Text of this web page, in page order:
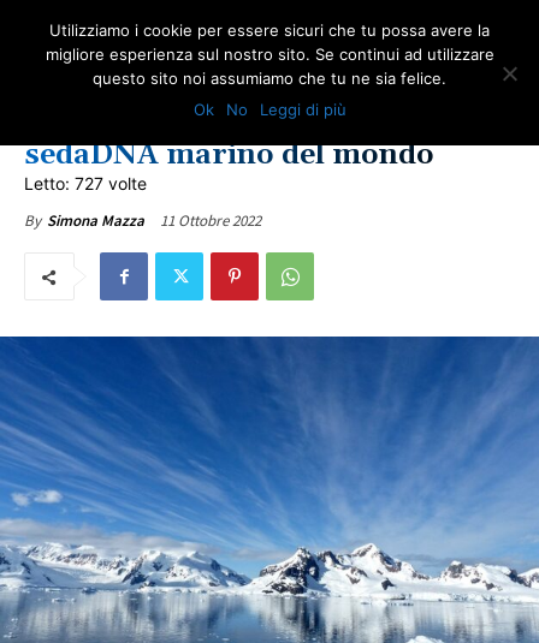
Antartide: trovato il più antico
sedaDNA marino del mondo
Letto: 727 volte
By Simona Mazza 11 Ottobre 2022
Utilizziamo i cookie per essere sicuri che tu possa avere la
migliore esperienza sul nostro sito. Se continui ad utilizzare
questo sito noi assumiamo che tu ne sia felice.
Ok
No Leggi di più